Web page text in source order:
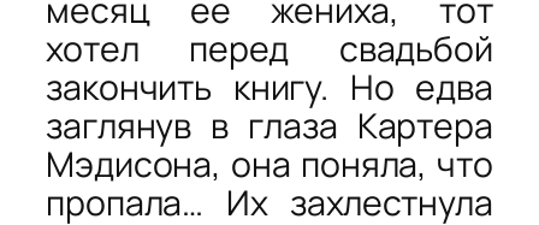
месяц ее жениха, тот
хотел перед свадьбой
закончить книгу. Но едва
заглянув в глаза Картера
Мэдисона, она поняла, что
пропала… Их захлестнула